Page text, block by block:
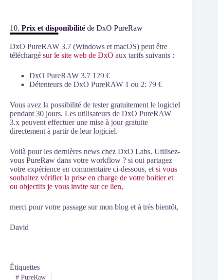
10. Prix et disponibilité de DxO PureRaw
DxO PureRAW 3.7 (Windows et macOS) peut être
téléchargé sur le site web de DxO aux tarifs suivants :
DxO PureRAW 3.7 129 €
Détenteurs de DxO PureRAW 1 ou 2: 79 €
Vous avez la possibilité de tester gratuitement le logiciel
pendant 30 jours. Les utilisateurs de DxO PureRAW
3.x peuvent effectuer une mise à jour gratuite
directement à partir de leur logiciel.
Voilà pour les dernières news chez DxO Labs. Utilisez-
vous PureRaw dans votre workflow ? si oui partagez
votre expérience en commentaire ci-dessous, et si vous
souhaitez vérifier la prise en charge de votre boitier et
ou objectifs je vous invite sur ce lien,
merci pour votre passage sur mon blog et à très bientôt,
David
Étiquettes
#PureRaw